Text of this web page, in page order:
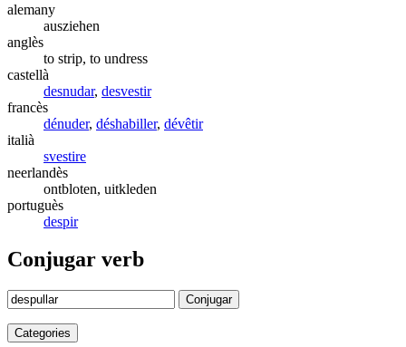
alemany
ausziehen
anglès
to strip, to undress
castellà
desnudar, desvestir
francès
dénuder, déshabiller, dévêtir
italià
svestire
neerlandès
ontbloten, uitkleden
portuguès
despir
Conjugar verb
Conjugar
Categories